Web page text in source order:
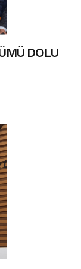
DOLU